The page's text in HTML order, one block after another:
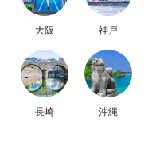
大阪 神戸
長崎 沖縄